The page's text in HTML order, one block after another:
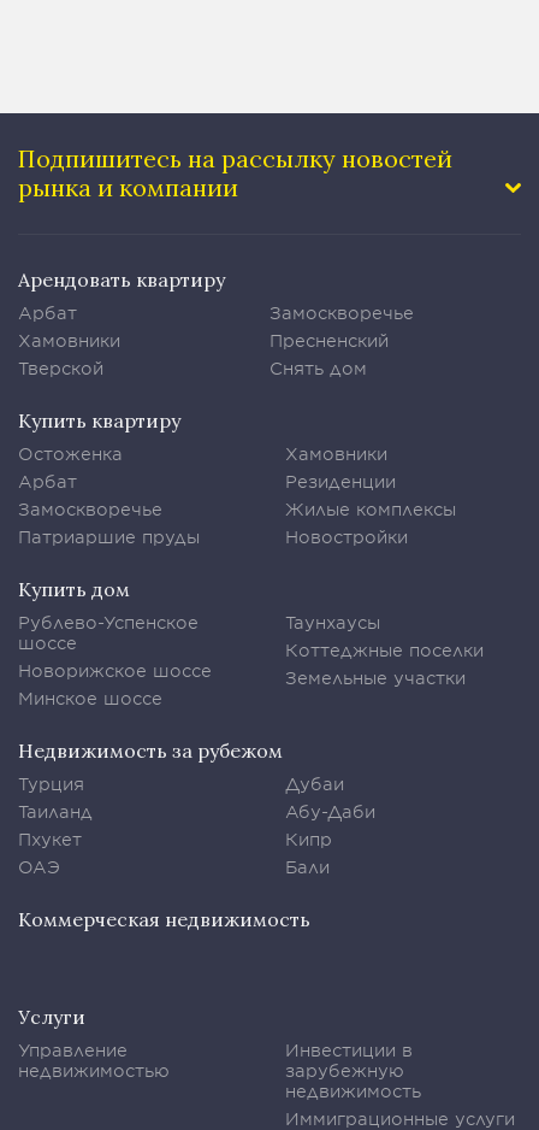
Подпишитесь на рассылку новостей
рынка и компании
Арендовать квартиру
Арбат
Хамовники
Тверской
Замоскворечье
Пресненский
Снять дом
Купить квартиру
Остоженка
Арбат
Замоскворечье
Патриаршие пруды
Хамовники
Резиденции
Жилые комплексы
Новостройки
Купить дом
Рублево-Успенское
шоссе
Новорижское шоссе
Минское шоссе
Таунхаусы
Коттеджные поселки
Земельные участки
Недвижимость за рубежом
Турция
Таиланд
Пхукет
ОАЭ
Дубаи
Абу-Даби
Кипр
Бали
Коммерческая недвижимость
Услуги
Управление
недвижимостью
Инвестиции в
зарубежную
недвижимость
Иммиграционные услуги